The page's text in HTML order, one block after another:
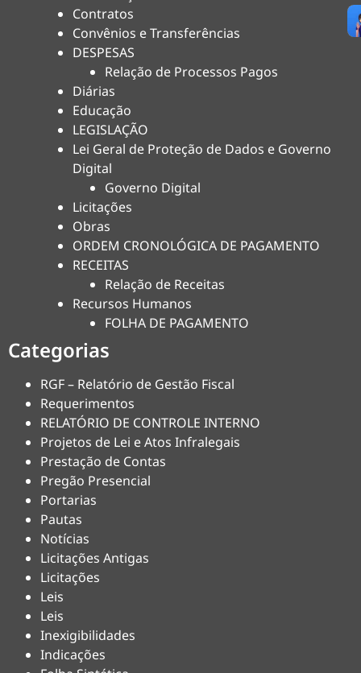
Contratos
Convênios e Transferências
DESPESAS
Relação de Processos Pagos
Diárias
Educação
LEGISLAÇÃO
Lei Geral de Proteção de Dados e Governo
Digital
Governo Digital
Licitações
Obras
ORDEM CRONOLÓGICA DE PAGAMENTO
RECEITAS
Relação de Receitas
Recursos Humanos
FOLHA DE PAGAMENTO
Categorias
RGF – Relatório de Gestão Fiscal
Requerimentos
RELATÓRIO DE CONTROLE INTERNO
Projetos de Lei e Atos Infralegais
Prestação de Contas
Pregão Presencial
Portarias
Pautas
Notícias
Licitações Antigas
Licitações
Leis
Leis
Inexigibilidades
Indicações